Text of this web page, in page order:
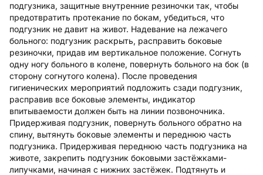
подгузника, защитные внутренние резиночки так, чтобы
предотвратить протекание по бокам, убедиться, что
подгузник не давит на живот. Надевание на лежачего
больного: подгузник раскрыть, расправить боковые
резиночки, придав им вертикальное положение. Согнуть
одну ногу больного в колене, повернуть больного на бок (в
сторону согнутого колена). После проведения
гигиенических мероприятий подложить сзади подгузник,
расправив все боковые элементы, индикатор
впитываемости должен быть на линии позвоночника.
Придерживая подгузник, повернуть больного обратно на
спину, вытянуть боковые элементы и переднюю часть
подгузника. Придерживая переднюю часть подгузника на
животе, закрепить подгузник боковыми застёжками-
липучками, начиная с нижних застёжек. Подтянуть и